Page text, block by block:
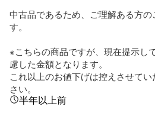
中古品であるため、ご理解ある方
す。
※こちらの商品ですが、現在提示し
慮した金額となります。
これ以上のお値下げは控えさせて
さい。
半年以上前